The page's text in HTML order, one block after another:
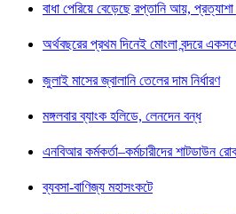
বাধা পেরিয়ে বেড়েছে রপ্তানি আয়,
অর্থবছরের প্রথম দিনেই মোংলা বন্দরে
জুলাই মাসের জ্বালানি তেলের দাম নির্ধারণ
মঙ্গলবার ব্যাংক হলিডে, লেনদেন বন্ধ
এনবিআর কর্মকর্তা–কর্মচারীদের শাটডাউন
ব্যবসা-বাণিজ্য মহাসংকটে